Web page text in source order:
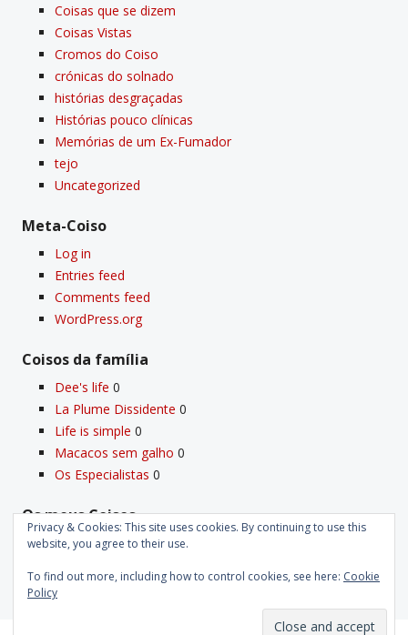
Coisas que se dizem
Coisas Vistas
Cromos do Coiso
crónicas do solnado
histórias desgraçadas
Histórias pouco clí­nicas
Memórias de um Ex-Fumador
tejo
Uncategorized
Meta-Coiso
Log in
Entries feed
Comments feed
WordPress.org
Coisos da famí­lia
Dee's life 0
La Plume Dissidente 0
Life is simple 0
Macacos sem galho 0
Os Especialistas 0
Os meus Coisos
Deus0
Privacy & Cookies: This site uses cookies. By continuing to use this
website, you agree to their use.
To find out more, including how to control cookies, see here: Cookie
Policy